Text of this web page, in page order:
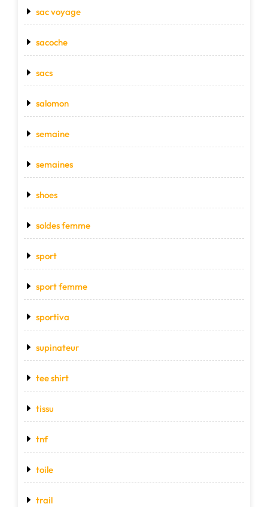
sac voyage
sacoche
sacs
salomon
semaine
semaines
shoes
soldes femme
sport
sport femme
sportiva
supinateur
tee shirt
tissu
tnf
toile
trail